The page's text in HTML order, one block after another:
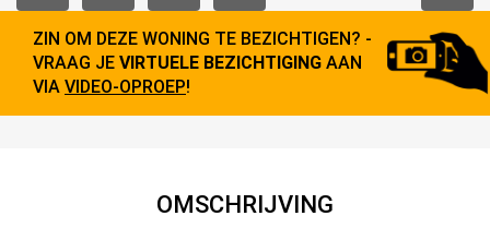
ZIN OM DEZE WONING TE BEZICHTIGEN? -
VRAAG JE VIRTUELE BEZICHTIGING AAN
VIA VIDEO-OPROEP!
OMSCHRIJVING